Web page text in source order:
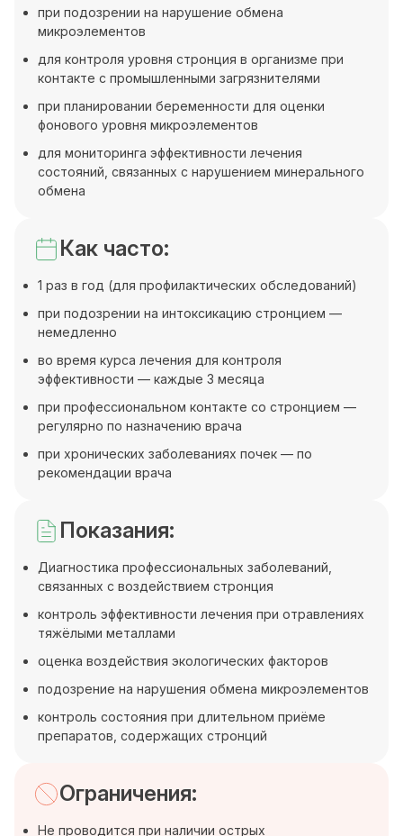
при подозрении на нарушение обмена
микроэлементов
для контроля уровня стронция в организме при
контакте с промышленными загрязнителями
при планировании беременности для оценки
фонового уровня микроэлементов
для мониторинга эффективности лечения
состояний, связанных с нарушением минерального
обмена
Как часто:
1 раз в год (для профилактических обследований)
при подозрении на интоксикацию стронцием —
немедленно
во время курса лечения для контроля
эффективности — каждые 3 месяца
при профессиональном контакте со стронцием —
регулярно по назначению врача
при хронических заболеваниях почек — по
рекомендации врача
Показания:
Диагностика профессиональных заболеваний,
связанных с воздействием стронция
контроль эффективности лечения при отравлениях
тяжёлыми металлами
оценка воздействия экологических факторов
подозрение на нарушения обмена микроэлементов
контроль состояния при длительном приёме
препаратов, содержащих стронций
Ограничения:
Не проводится при наличии острых